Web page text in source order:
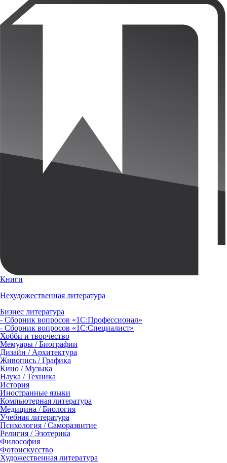
Книги
Нехудожественная литература
Бизнес литература
- Сборник вопросов «1С:Профессионал»
- Сборник вопросов «1С:Специалист»
Хобби и творчество
Мемуары / Биографии
Дизайн / Архитектура
Живопись / Графика
Кино / Музыка
Наука / Техника
История
Иностранные языки
Компьютерная литература
Медицина / Биология
Учебная литература
Психология / Саморазвитие
Религия / Эзотерика
Философия
Фотоискусство
Художественная литература